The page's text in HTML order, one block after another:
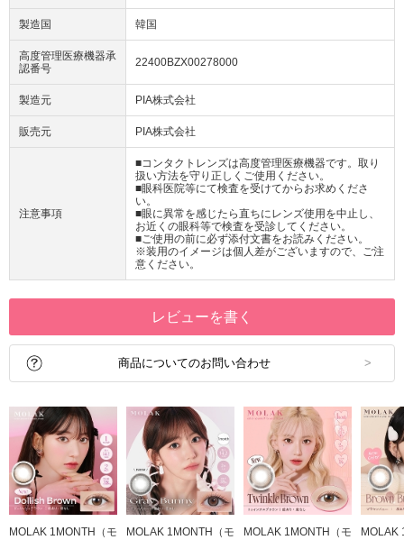
製造国 韓国
高度管理医療機器承
認番号
22400BZX00278000
製造元 PIA株式会社
販売元 PIA株式会社
注意事項
■コンタクトレンズは高度管理医療機器です。取り
扱い方法を守り正しくご使用ください。
■眼科医院等にて検査を受けてからお求めくださ
い。
■眼に異常を感じたら直ちにレンズ使用を中止し、
お近くの眼科等で検査を受診してください。
■ご使用の前に必ず添付文書をお読みください。
※装用のイメージは個人差がございますので、ご注
意ください。
レビューを書く
商品についてのお問い合わせ
MOLAK 1MONTH（モ
MOLAK 1MONTH（モ
MOLAK 1MONTH（モ
MOLAK